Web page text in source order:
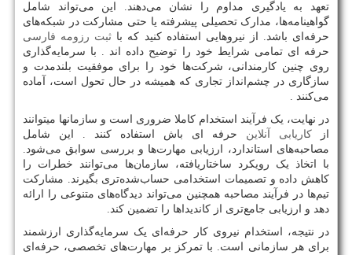
تعهد به یادگیری مداوم را نشان می‌دهند. این می‌تواند شامل
گواهینامه‌ها، مدارک تحصیلی پیشرفته یا حتی مشارکت در شبکه‌های
حرفه‌ای باشد. از نیروهایی استفاده کنید که با ثبت رزومه فارسی
حرفه ای تمامی شرایط خود را توضیح داده اند . با سرمایه‌گذاری
روی چنین کارمندانی، شرکت‌ها خود را برای موفقیت بلندمدت و
سازگاری در چشم‌انداز تجاری که همیشه در حال تحول است، آماده
می‌کنند .
در نهایت، یک فرآیند استخدام کاملا ضروری است و سازمانها میتوانند
از کاریابی آنلاین حرفه ای باش استفاده کنند . این شامل
مصاحبه‌های استاندارد، ارزیابی مهارت‌ها و بررسی سوابق می‌شود.
با اتخاذ یک رویکرد ساختاریافته، سازمان‌ها می‌توانند خطرات را
کاهش داده و تصمیمات استخدامی حساب‌شده‌تری بگیرند. مشارکت
تیم‌ها در فرآیند مصاحبه همچنین می‌تواند دیدگاه‌های متنوعی را ارائه
دهد و ارزیابی جامع‌تری از کاندیداها را تضمین کند.
در نتیجه، استخدام نیروی کار حرفه‌ای یک سرمایه‌گذاری ارزشمند
برای هر سازمانی است. با تمرکز بر مهارت‌های تخصصی، حرفه‌ای